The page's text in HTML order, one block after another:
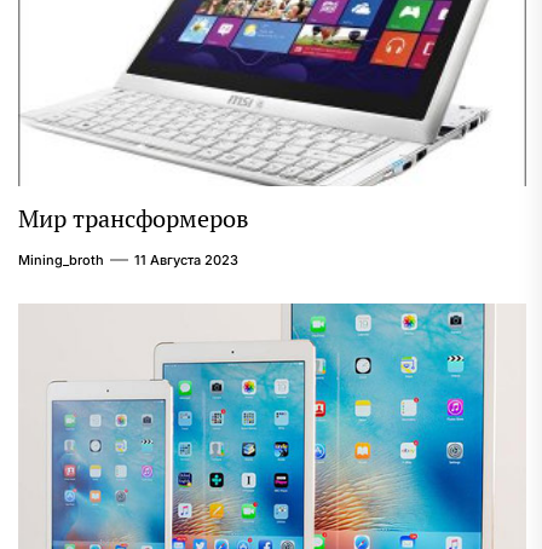
Мир трансформеров
Mining_broth 11 Августа 2023